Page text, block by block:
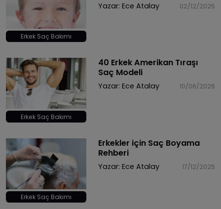
Erkek Saç Bakımı
Yazar: Ece Atalay 02/12/2025
Erkek Saç Bakımı
40 Erkek Amerikan Tıraşı
Saç Modeli
Yazar: Ece Atalay 10/06/2026
Erkek Saç Bakımı
Erkekler için Saç Boyama
Rehberi
Yazar: Ece Atalay 17/12/2025